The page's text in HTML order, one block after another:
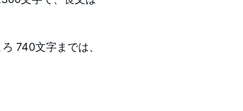
740文字までは、